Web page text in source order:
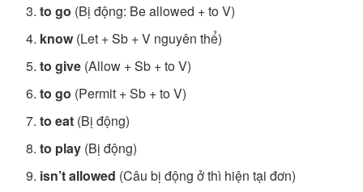
to go (Bị động: Be allowed + to V)
know (Let + Sb + V nguyên thể)
to give (Allow + Sb + to V)
to go (Permit + Sb + to V)
to eat (Bị động)
to play (Bị động)
isn’t allowed (Câu bị động ở thì hiện tại đơn)